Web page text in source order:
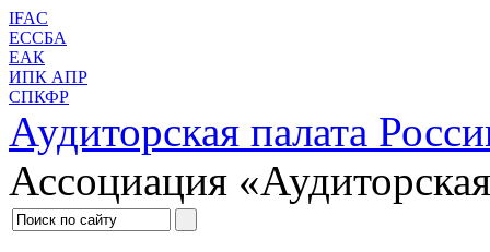
IFAC
ЕССБА
ЕАК
ИПК АПР
СПКФР
Аудиторская палата
Ассоциация